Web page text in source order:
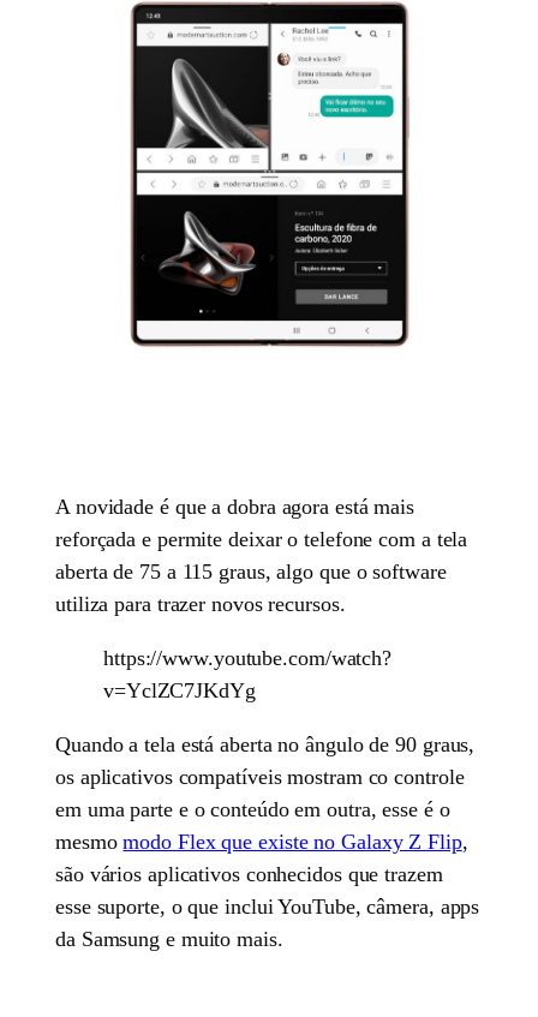
A novidade é que a dobra agora está mais
reforçada e permite deixar o telefone com a tela
aberta de 75 a 115 graus, algo que o software
utiliza para trazer novos recursos.
https://www.youtube.com/watch?
v=YclZC7JKdYg
Quando a tela está aberta no ângulo de 90 graus,
os aplicativos compatíveis mostram co controle
em uma parte e o conteúdo em outra, esse é o
mesmomodo Flex que existe no Galaxy Z Flip,
são vários aplicativos conhecidos que trazem
esse suporte, o que inclui YouTube, câmera, apps
da Samsung e muito mais.